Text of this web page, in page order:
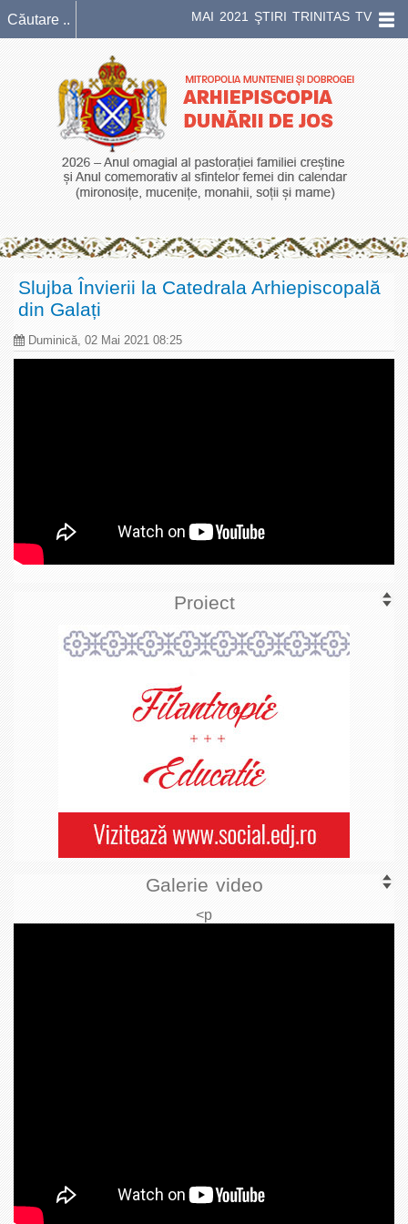
MAI 2021 ŞTIRI TRINITAS TV
Slujba Învierii la Catedrala Arhiepiscopală
din Galați
Duminică, 02 Mai 2021 08:25
Proiect
Galerie video
<p